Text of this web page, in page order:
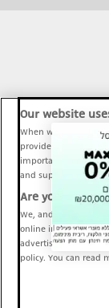
Our website
When we provide
provide social media
important and
and support Maariv,
Are you happy
We, and our
online interactions
advertising for you.
policy. You can read